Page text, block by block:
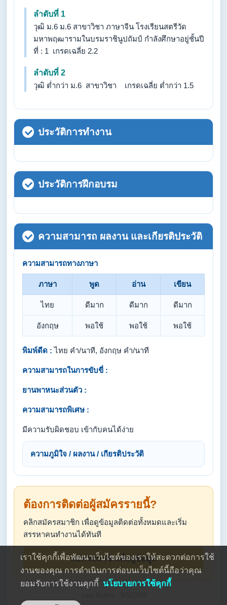
ลำดับที่ 1
วุฒิ ม.6 ม.6 สาขาวิชา ภาษาจีน โรงเรียนสตรีวัด
มหาพฤฒารามในบรมราชินูปถัมป์ กำลังศึกษาอยู่ชั้นปี
ที่ : 1 เกรดเฉลี่ย 2.2
ลำดับที่ 2
วุฒิ ต่ำกว่า ม.6 สาขาวิชา เกรดเฉลี่ย ต่ำกว่า 1.5
ประวัติการทำงาน
ประวัติการฝึกอบรม
ความสามารถ ผลงาน และเกียรติประวัติ
ความสามารถทางภาษา
ภาษา พูด อ่าน เขียน
ไทย ดีมาก ดีมาก ดีมาก
อังกฤษ พอใช้ พอใช้ พอใช้
พิมพ์ดีด : ไทย คำ/นาที, อังกฤษ คำ/นาที
ความสามารถในการขับขี่ :
ยานพาหนะส่วนตัว :
ความสามารถพิเศษ :
มีความรับผิดชอบ เข้ากับคนได้ง่าย
ความภูมิใจ / ผลงาน / เกียรติประวัติ
ต้องการติดต่อผู้สมัครรายนี้?
คลิกสมัครสมาชิก เพื่อดูข้อมูลติดต่อทั้งหมดและเริ่ม
สรรหาคนทำงานได้ทันที
สมัครสมาชิกเพื่อดูข้อมูล
เราใช้คุกกี้เพื่อพัฒนาเว็บไซต์ของเราให้สะดวกต่อการใช้
งานของคุณ การดำเนินการต่อบนเว็บไซต์นี้ถือว่าคุณ
ยอมรับการใช้งานคุกกี้ นโยบายการใช้คุกกี้